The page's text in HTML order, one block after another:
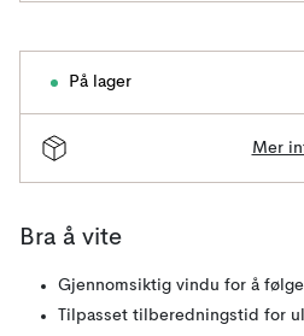
På lager
Mer
Bra å vite
Gjennomsiktig vindu for å
Tilpasset tilberedningstid for